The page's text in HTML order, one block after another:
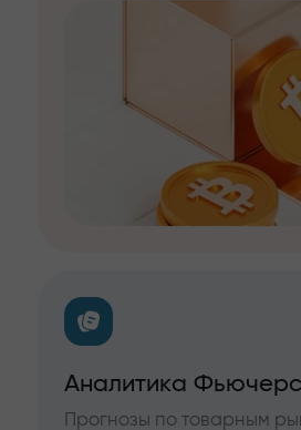
Аналитика
Прогнозы по товарным